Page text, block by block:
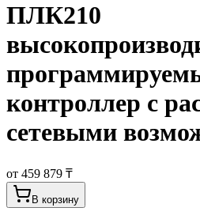
ПЛК210
контроллер с
сетевыми
от 459 879 ₸
В корзину